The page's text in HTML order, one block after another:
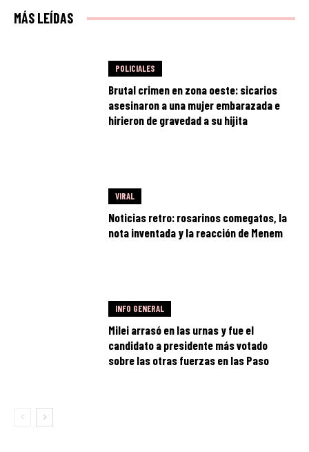
MÁS LEÍDAS
POLICIALES
Brutal crimen en zona oeste: sicarios
asesinaron a una mujer embarazada e
hirieron de gravedad a su hijita
VIRAL
Noticias retro: rosarinos comegatos, la
nota inventada y la reacción de Menem
INFO GENERAL
Milei arrasó en las urnas y fue el
candidato a presidente más votado
sobre las otras fuerzas en las Paso